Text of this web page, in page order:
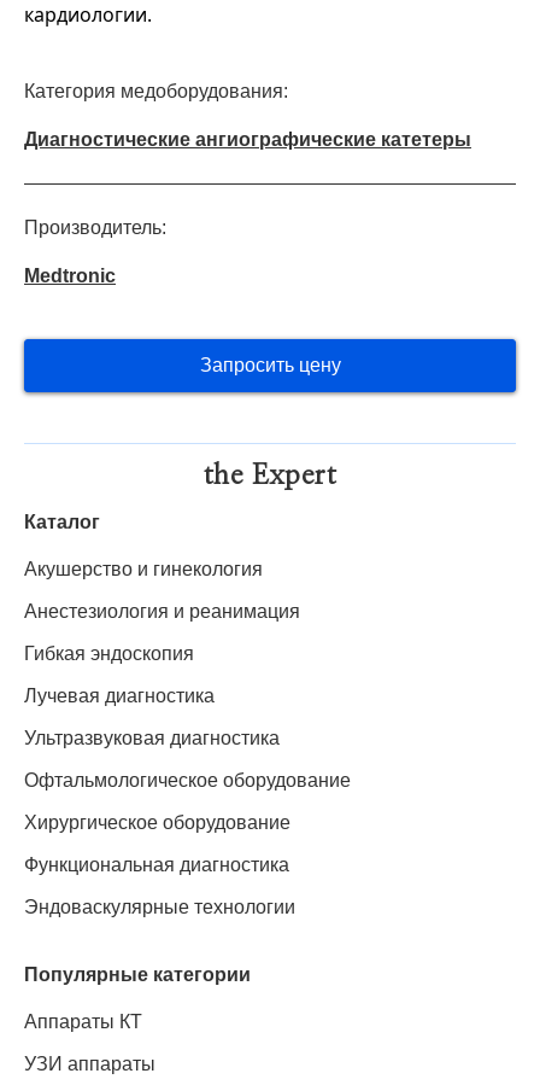
Категория медоборудования:
Диагностические ангиографические катетеры
Производитель:
Medtronic
Запросить цену
кардиологии.
the Expert
Каталог
Акушерство и гинекология
Анестезиология и реанимация
Гибкая эндоскопия
Лучевая диагностика
Ультразвуковая диагностика
Офтальмологическое оборудование
Хирургическое оборудование
Функциональная диагностика
Эндоваскулярные технологии
Популярные категории
Аппараты КТ
УЗИ аппараты